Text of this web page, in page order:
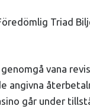
Triad
vana
angivna
går under